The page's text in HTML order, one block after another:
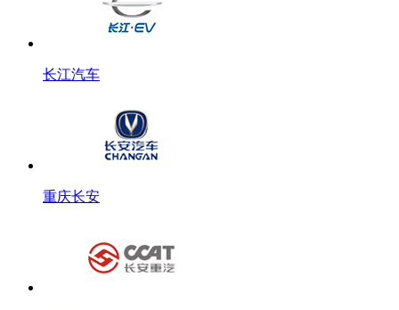
长江汽车
重庆长安